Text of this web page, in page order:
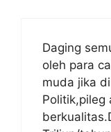
Daging
oleh para
muda jika
Politik,pileg